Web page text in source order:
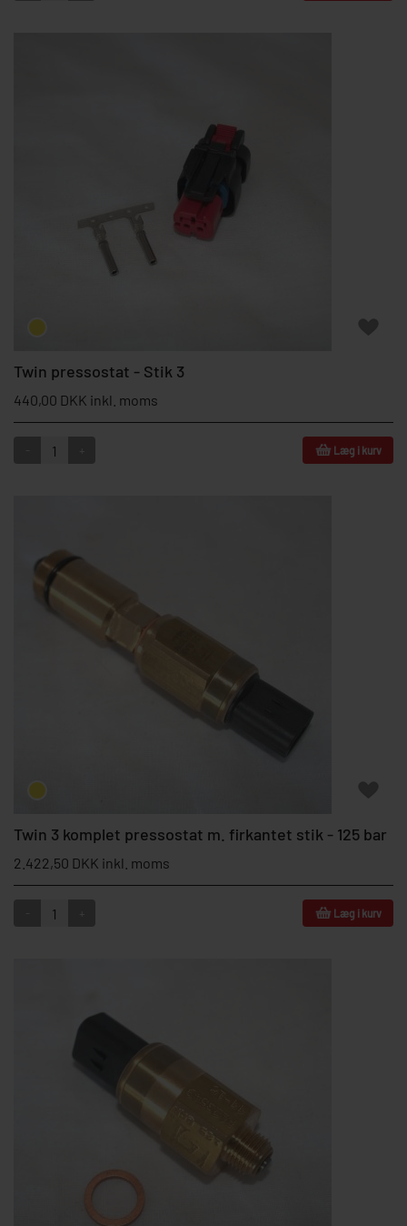
Twin pressostat - Stik 3
440,00 DKK inkl. moms
Læg i kurv
Twin 3 komplet pressostat m. firkantet stik - 125 bar
2.422,50 DKK inkl. moms
Læg i kurv